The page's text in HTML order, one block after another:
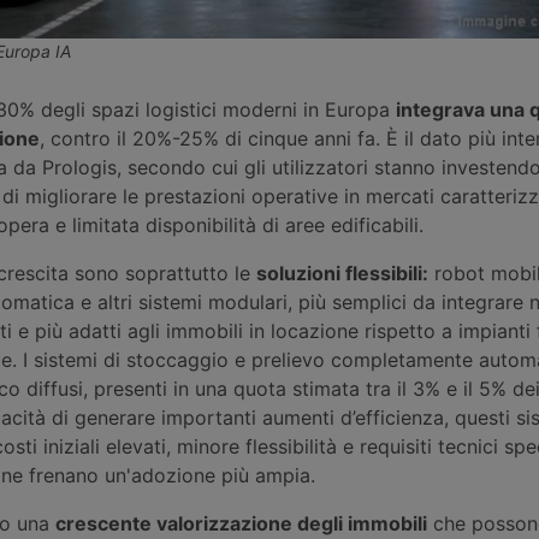
IA
degli spazi logistici moderni in Europa integrava una
, contro il 20%-25% di cinque anni fa. È il dato più
da Prologis, secondo cui gli utilizzatori stanno
migliorare le prestazioni operative in mercati
e limitata disponibilità di aree edificabili.
sono soprattutto le soluzioni flessibili: robot
e altri sistemi modulari, più semplici da integrare
e più adatti agli immobili in locazione rispetto a impianti
I sistemi di stoccaggio e prelievo completamente
diffusi, presenti in una quota stimata tra il 3% e il 5%
di generare importanti aumenti d’efficienza, questi
iniziali elevati, minore flessibilità e requisiti tecnici
frenano un'adozione più ampia.
una crescente valorizzazione degli immobili che